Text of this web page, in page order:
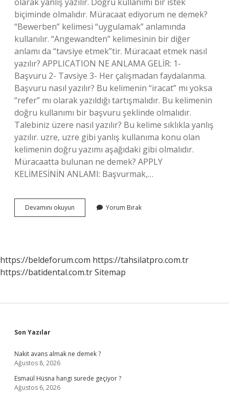
biçiminde olmalıdır. Müracaat ediyorum ne demek?
“Bewerben” kelimesi “uygulamak” anlamında
kullanılır. “Angewandten” kelimesinin bir diğer
anlamı da “tavsiye etmek”tir. Müracaat etmek nasıl
yazılır? APPLICATION NE ANLAMA GELİR: 1-
Başvuru 2- Tavsiye 3- Her çalışmadan faydalanma.
Başvuru nasıl yazılır? Bu kelimenin “iracat” mı yoksa
“refer” mı olarak yazıldığı tartışmalıdır. Bu kelimenin
doğru kullanımı bir başvuru şeklinde olmalıdır.
Talebiniz üzere nasıl yazılır? Bu kelime sıklıkla yanlış
yazılır. uzre, uzre gibi yanlış kullanıma konu olan
kelimenin doğru yazımı aşağıdaki gibi olmalıdır.
Müracaatta bulunan ne demek? APPLY
KELİMESİNİN ANLAMI: Başvurmak,…
Devamını okuyun Müracaatta
Bulunmak
Yorum Bırak
https://beldeforum.com https://tahsilatpro.com.tr
https://batidental.com.trSitemap
Sidebar
Son Yazılar
Nakit avans almak ne demek ?
Ağustos 8, 2026
Esmaül Hüsna hangi surede geçiyor ?
Ağustos 6, 2026